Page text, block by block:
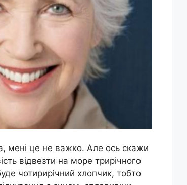
мені це не важко. Але ось скажи
відвезти на море трирічного
чотирирічний хлопчик, тобто